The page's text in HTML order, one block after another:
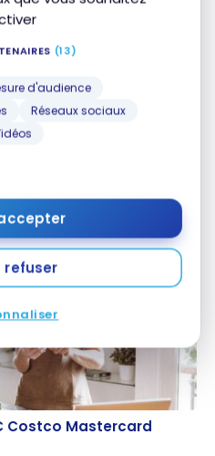
(13)
d'audience
Réseaux sociaux
refuser
Costco Mastercard
Costco Mastercard